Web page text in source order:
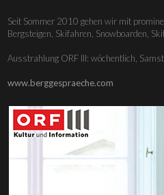
Seit Sommer 2010 gehen wir mit
Bergsteigen, Skifahren, Snowboarden,
Ausstrahlung ORF III: wöchentlich,
www.berggespraeche.com